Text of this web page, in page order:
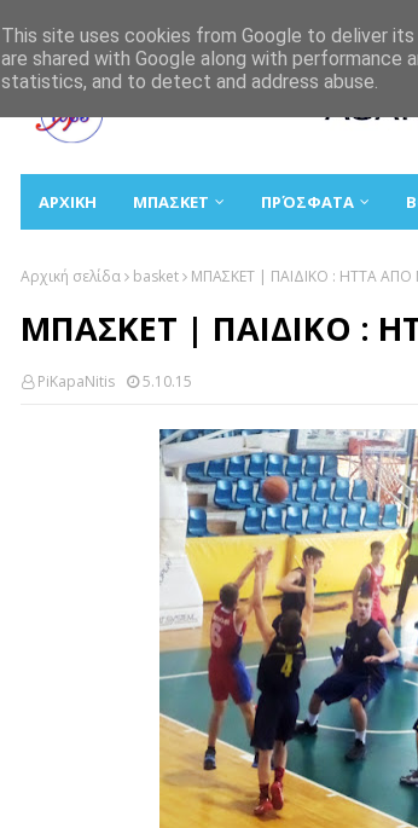
ΑΡΧΙΚΗ ΜΠΑΣΚΕΤ ΠΡΌΣΦΑΤΑ
Αρχική σελίδα basket ΜΠΑΣΚΕΤ | ΠΑΙΔΙΚΟ : ΗΤΤΑ
ΜΠΑΣΚΕΤ | ΠΑΙΔΙΚΟ :
PiKapaNitis 5.10.15
This site uses cookies from Google to deliver
are shared with Google along with
statistics, and to detect and address abuse.